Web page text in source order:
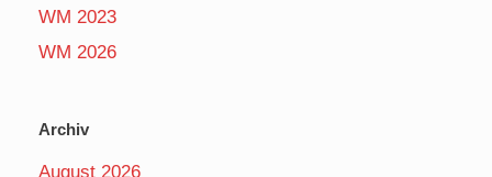
WM 2023
WM 2026
Archiv
August 2026